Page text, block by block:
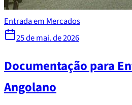
Entrada em Mercados
25 de mai. de 2026
Documentação para
Angolano